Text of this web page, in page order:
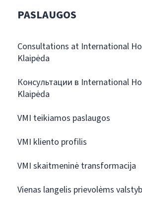
PASLAUGOS
Consultations at International
Klaipėda
Консультации в International
Klaipėda
VMI teikiamos paslaugos
VMI kliento profilis
VMI skaitmeninė transformacija
Vienas langelis prievolėms